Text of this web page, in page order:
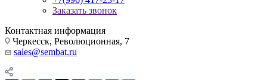
Заказать звонок
Контактная информация
Черкесск, Революционная, 7
sales@sembat.ru